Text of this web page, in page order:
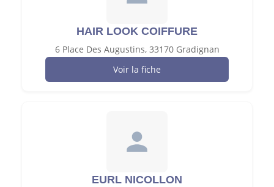
HAIR LOOK COIFFURE
6 Place Des Augustins, 33170 Gradignan
Voir la fiche
EURL NICOLLON